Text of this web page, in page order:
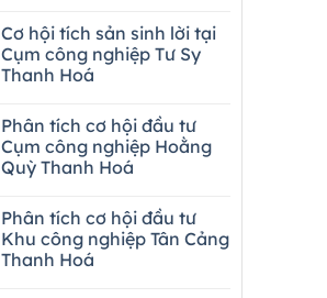
Cơ hội tích sản sinh lời tại
Cụm công nghiệp Tư Sy
Thanh Hoá
Phân tích cơ hội đầu tư
Cụm công nghiệp Hoằng
Quỳ Thanh Hoá
Phân tích cơ hội đầu tư
Khu công nghiệp Tân Cảng
Thanh Hoá